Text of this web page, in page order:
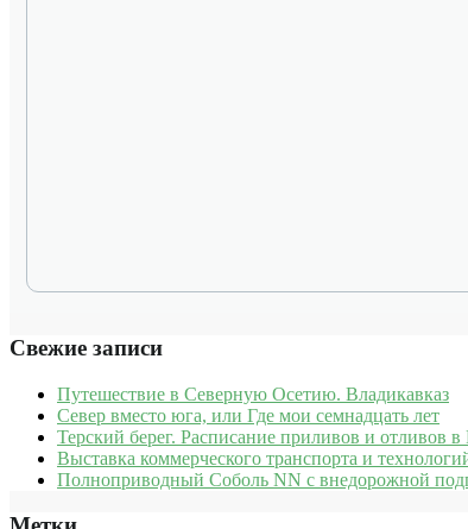
Свежие записи
Путешествие в Северную Осетию. Владикавказ
Север вместо юга, или Где мои семнадцать лет
Терский берег. Расписание приливов и отливов
Выставка коммерческого транспорта и
Полноприводный Соболь NN с внедорожной